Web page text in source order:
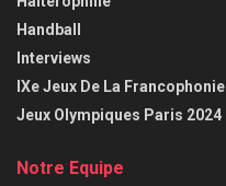
Handball
Interviews
IXe Jeux De La Francophonie
Jeux Olympiques Paris 2024
Notre Equipe